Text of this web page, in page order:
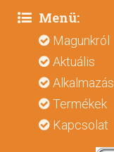
Menü:
Magunkról
Aktuális
Alkalmazás
Termékek
Kapcsolat